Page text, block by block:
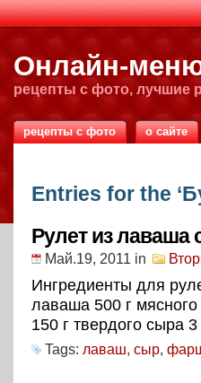
Онлайн-
рецепты с фото, лучшие
рецепты с фото о сайте
Entries for the
Рулет из
Май.19, 2011 in
Ингредиенты для
лаваша 500 г
150 г твердого сыра
Tags: лаваш, сыр,